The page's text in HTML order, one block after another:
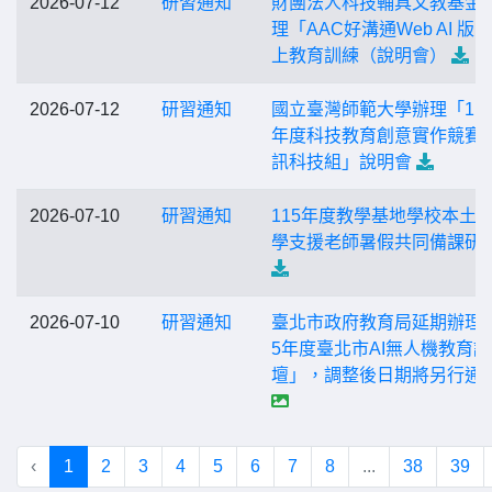
理「AAC好溝通Web AI 版
上教育訓練（說明會）
2026-07-12 研習通知
國立臺灣師範大學辦理「
年度科技教育創意實作競賽
訊科技組」說明會
2026-07-10 研習通知
115年度教學基地學校本土
學支援老師暑假共同備課研
2026-07-10 研習通知
臺北市政府教育局延期辦理
5年度臺北市AI無人機教育論
壇」，調整後日期將另行通
‹ 1 2 3 4 5 6 7 8 ... 38 39